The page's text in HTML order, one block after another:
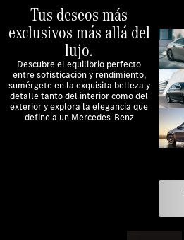
Tus deseos más
exclusivos más allá del
lujo.
Descubre el equilibrio perfecto
entre sofisticación y rendimiento,
sumérgete en la exquisita belleza y
detalle tanto del interior como del
exterior y explora la elegancia que
define a un Mercedes-Benz